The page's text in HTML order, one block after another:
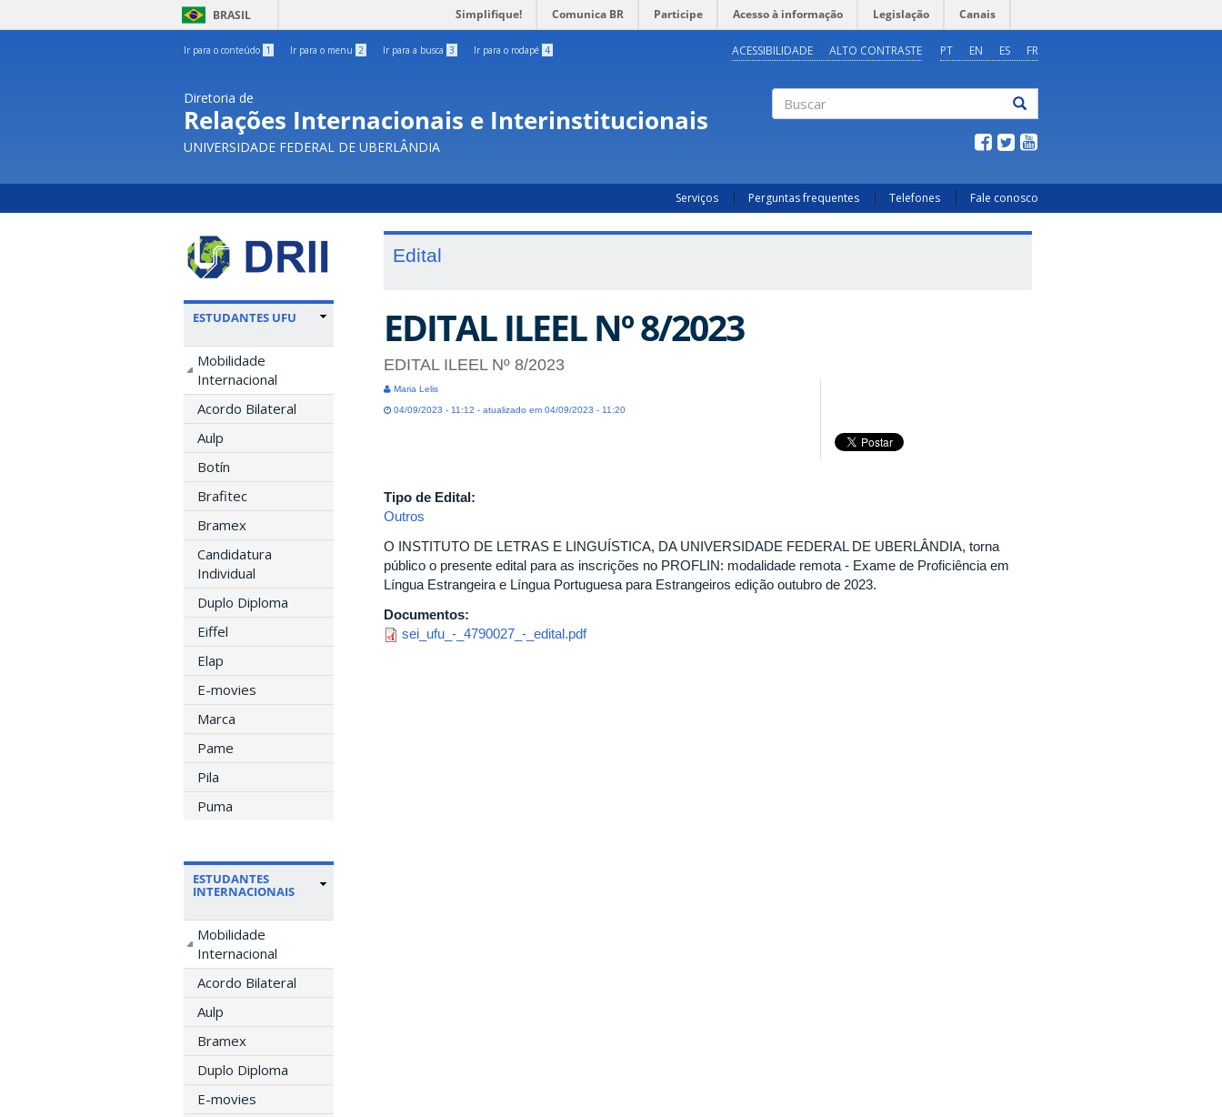
BRASIL Simplifique! Comunica BR Participe Acesso à informação Legislação Canais
Ir para o conteúdo 1 Ir para o menu 2 Ir para a busca 3 Ir para o rodapé 4 PT EN ES FR
ACESSIBILIDADE ALTO CONTRASTE
Diretoria de
Relações Internacionais e Interinstitucionais
UNIVERSIDADE FEDERAL DE UBERLÂNDIA
Serviços Perguntas frequentes Telefones Fale conosco
ESTUDANTES UFU
Mobilidade
Internacional
Acordo Bilateral
Aulp
Botín
Brafitec
Bramex
Candidatura
Individual
Duplo Diploma
Eiffel
Elap
E-movies
Marca
Pame
Pila
Puma
ESTUDANTES
INTERNACIONAIS
Mobilidade
Internacional
Acordo Bilateral
Aulp
Bramex
Duplo Diploma
E-movies
Edital
EDITAL ILEEL Nº 8/2023
EDITAL ILEEL Nº 8/2023
Maria Lelis
04/09/2023 - 11:12 - atualizado em 04/09/2023 - 11:20
Tipo de Edital:
Outros
O INSTITUTO DE LETRAS E LINGUÍSTICA, DA UNIVERSIDADE FEDERAL DE UBERLÂNDIA, torna
público o presente edital para as inscrições no PROFLIN: modalidade remota - Exame de Proficiência em
Língua Estrangeira e Língua Portuguesa para Estrangeiros edição outubro de 2023.
Documentos:
sei_ufu_-_4790027_-_edital.pdf